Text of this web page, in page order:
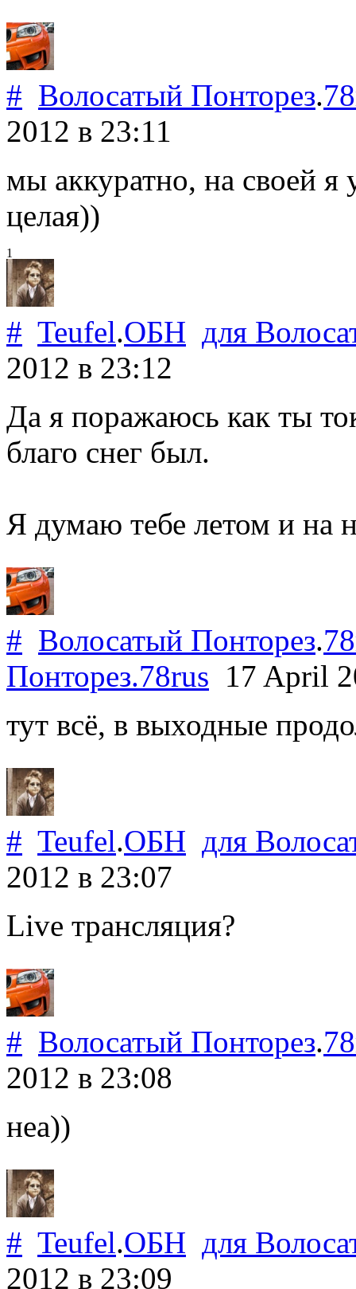
# Волосатый Понторез.
2012 в 23:11
мы аккуратно, на своей
целая))
1
# Teufel.ОБН для
2012 в 23:12
Да я поражаюсь как ты
благо снег был.
Я думаю тебе летом и на
# Волосатый Понторез.
Понторез.78rus 17 April
тут всё, в выходные
# Teufel.ОБН для
2012 в 23:07
Live трансляция?
# Волосатый Понторез.
2012 в 23:08
неа))
# Teufel.ОБН для
2012 в 23:09